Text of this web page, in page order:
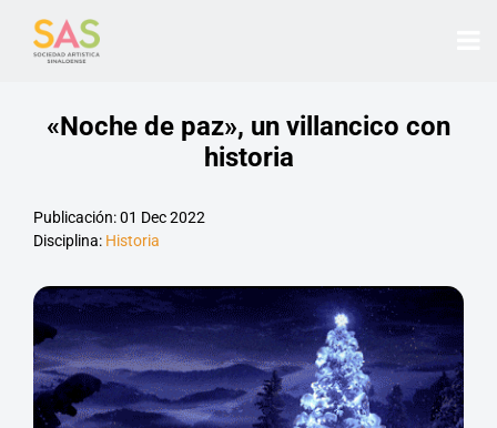
«Noche de paz», un villancico con
historia
Publicación: 01 Dec 2022
Disciplina: Historia